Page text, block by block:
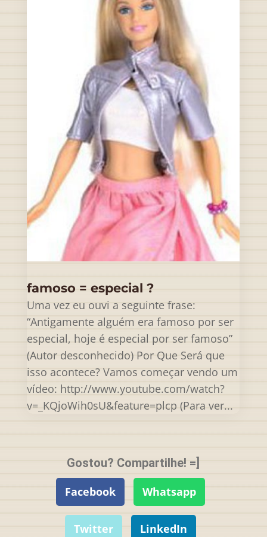
famoso = especial ?
Uma vez eu ouvi a seguinte frase:
“Antigamente alguém era famoso por ser
especial, hoje é especial por ser famoso”
(Autor desconhecido) Por Que Será que
isso acontece? Vamos começar vendo um
vídeo: http://www.youtube.com/watch?
v=_KQjoWih0sU&feature=plcp (Para ver...
Gostou? Compartilhe! =]
Facebook
Whatsapp
Twitter LinkedIn